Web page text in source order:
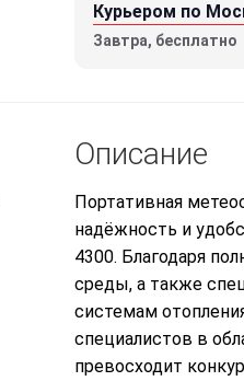
Курьером по
Завтра, бесплатно
Описание
Портативная
надёжность и
4300. Благодаря
среды, а также
системам
специалистов в
превосходит